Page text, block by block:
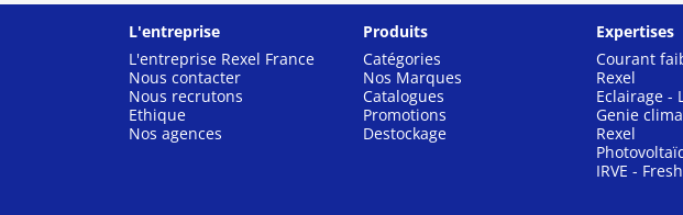
L'entreprise
L'entreprise Rexel France
Nous contacter
Nous recrutons
Ethique
Nos agences
Produits
Catégories
Nos Marques
Catalogues
Promotions
Destockage
Expertises
Courant
Rexel
Eclairage -
Genie
Rexel
IRVE -